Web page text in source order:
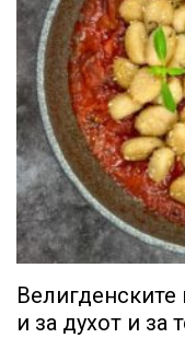
Велигденските
и за духот и за